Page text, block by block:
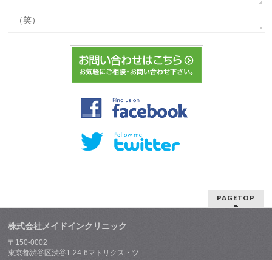
（笑）
PAGETOP
株式会社メイドインクリニック
〒150-0002
東京都渋谷区渋谷1-24-6マトリクス・ツ